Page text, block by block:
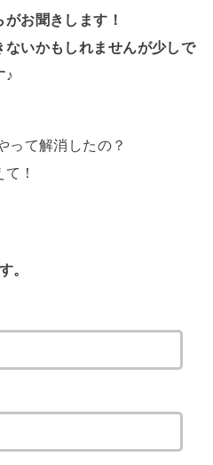
お聞きします！
ないかもしれませんが少しで
♪
って解消したの？
！
。